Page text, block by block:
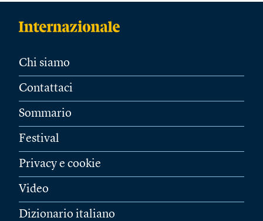
Chi siamo
Contattaci
Sommario
Festival
Privacy e cookie
Video
Dizionario italiano